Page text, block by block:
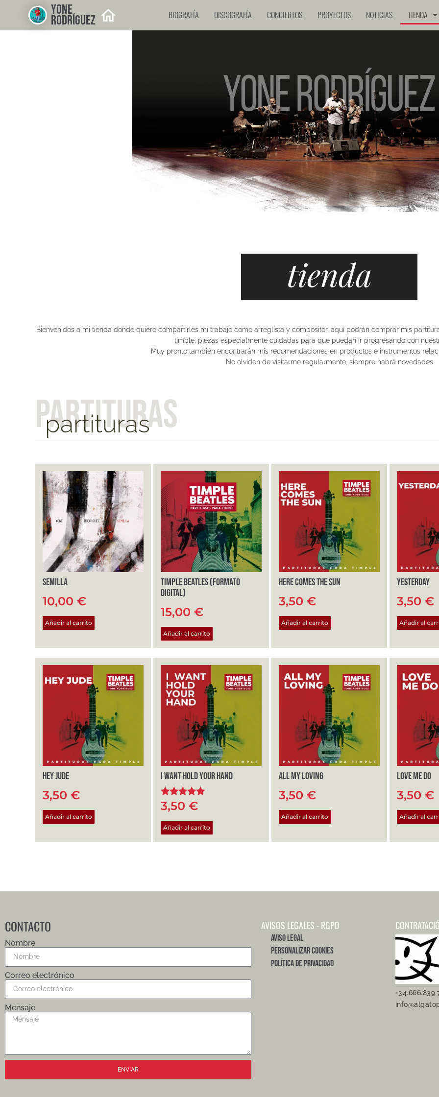
YONE
RODRÍGUEZ BIOGRAFÍA DISCOGRAFÍA CONCIERTOS PROYECTOS NOTICIAS TIENDA
tienda
Bienvenidos a mi tienda donde quiero compartirles mi trabajo como arreglista y compositor, aquí podrán comprar mis
timple, piezas especialmente cuidadas para que puedan ir progresando con
Muy pronto también encontrarán mis recomendaciones en productos e instrumentos
No olviden de visitarme regularmente, siempre habrá novedades
partituras
partituras
Semilla
10,00 €
Añadir al carrito
Timple Beatles (Formato
Digital)
15,00 €
Añadir al carrito
Here comes the sun
3,50 €
Añadir al carrito
Yesterday
3,50 €
Añadir al
Hey Jude
3,50 €
Añadir al carrito
I want hold your hand
Valorado
con
5.00
de 5
3,50 €
Añadir al carrito
All My Loving
3,50 €
Añadir al carrito
Love Me Do
3,50 €
Añadir al
CONTACTO
Nombre
Correo electrónico
Mensaje
ENVIAR
AVISOS LEGALES - RGPD
Aviso Legal
Personalizar Cookies
Política de Privacidad